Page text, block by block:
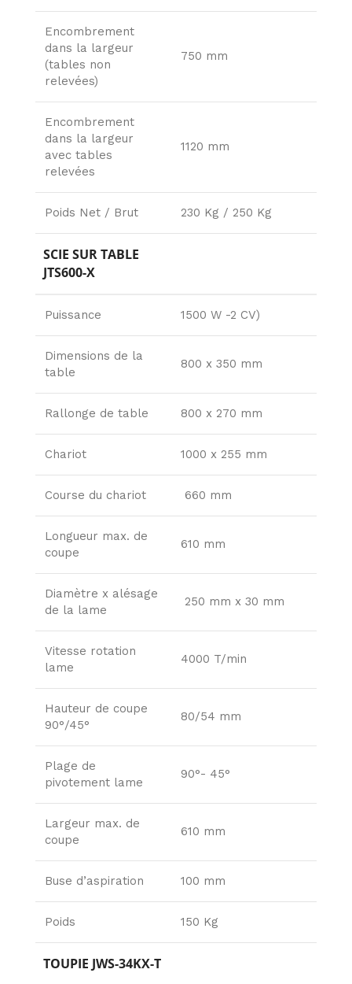
Encombrement
dans la largeur
(tables non
relevées)
750 mm
Encombrement
dans la largeur
avec tables
relevées
1120 mm
Poids Net / Brut 230 Kg / 250 Kg
SCIE SUR TABLE
JTS600-X
Puissance 1500 W -2 CV)
Dimensions de la
table
800 x 350 mm
Rallonge de table 800 x 270 mm
Chariot 1000 x 255 mm
Course du chariot 660 mm
Longueur max. de
coupe
610 mm
Diamètre x alésage
de la lame
250 mm x 30 mm
Vitesse rotation
lame
4000 T/min
Hauteur de coupe
90°/45°
80/54 mm
Plage de
pivotement lame
90°- 45°
Largeur max. de
coupe
610 mm
Buse d’aspiration 100 mm
Poids 150 Kg
TOUPIE JWS-34KX-T